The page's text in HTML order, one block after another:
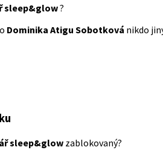
sleep&glow?
Dominika Atigu Sobotková nikdo
sleep&glow zablokovaný?